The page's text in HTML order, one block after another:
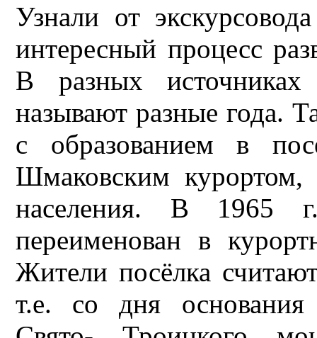
Узнали от
интересный процесс
В разных источниках
называют разные года.
с образованием в
Шмаковским курортом,
населения. В 1965
переименован в
Жители посёлка
т.е. со дня основания